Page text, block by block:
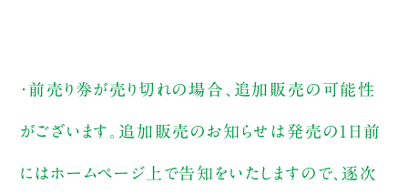
・前売り券が売り切れの場合、追加販売の可能性
がございます。追加販売のお知らせは発売の1日前
にはホームページ上で告知をいたしますので、逐次